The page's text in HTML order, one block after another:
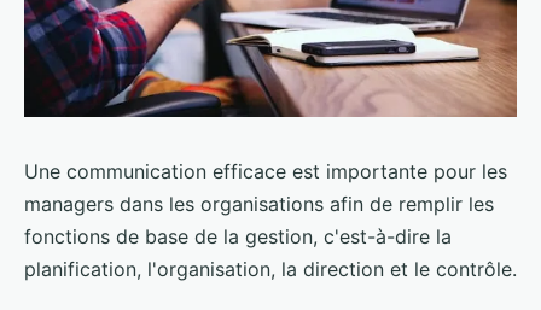
Une communication efficace est importante pour les
managers dans les organisations afin de remplir les
fonctions de base de la gestion, c'est-à-dire la
planification, l'organisation, la direction et le contrôle.